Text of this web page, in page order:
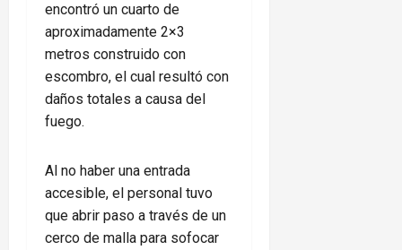
encontró un cuarto de
aproximadamente 2×3
metros construido con
escombro, el cual resultó con
daños totales a causa del
fuego.
Al no haber una entrada
accesible, el personal tuvo
que abrir paso a través de un
cerco de malla para sofocar